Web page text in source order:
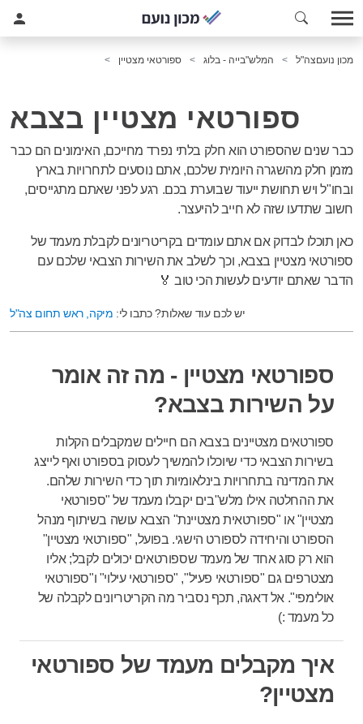
מכון נועםצה"ל המלש"בייה - בלוג ספורטאי מצטיין
ספורטאי מצטיין בצבא
כבר שנים שהספורט הוא חלק בלתי נפרד מחייכם, האימונים הם כבר
מזמן חלק מהשגרה היומית שלכם, אתם נוסעים לתחרויות בארץ
ובחו"ל ויש תחושת ייעוד שבוערת בכם. רגע לפני שאתם מתגייסים,
חשוב שתדעו שזה לא חייב להיעצר.
כאן תוכלו לבדוק אם אתם עומדים בקריטריונים לקבלת מעמד של
ספורטאי מצטיין בצבא, וכך לשלב את השירות הצבאי שלכם עם
הדבר שאתם יודעים לעשות הכי טוב 🏅
יש לכם עוד שאלות? כתבו לי: מיקה, ראש תחום צה"ל
ספורטאי מצטיין - מה זה אומר
על השירות בצבא?
ספורטאים מצטיינים בצבא הם חיילים שמקבלים הקלות
בשירות הצבאי כדי שיוכלו להמשיך לעסוק בספורט ואף לייצג
את המדינה בתחרויות בינלאומיות תוך כדי השירות שלהם.
את ההחלטה אילו מלש"בים יקבלו מעמד של "ספורטאי
מצטיין" או "ספורטאית מצטיינת" הצבא עושה בשיתוף מנהל
הספורט והיחידה לספורט הישגי. בפועל, "ספורטאי מצטיין"
הוא רק סוג אחד של מעמד שספורטאים יכולים לקבל; אליו
מצטרפים גם "ספורטאי פעיל", "ספורטאי עילוי" ו"ספורטאי
אולימפי". אל דאגה, תכף נסביר מה הקריטריונים לקבלה של
כל מעמד :)
איך מקבלים מעמד של ספורטאי
מצטיין?